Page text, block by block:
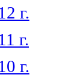
г.
г.
г.